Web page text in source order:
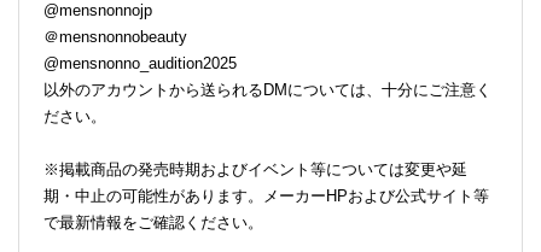
@mensnonnojp
＠mensnonnobeauty
@mensnonno_audition2025
以外のアカウントから送られるDMについては、十分にご注意く
ださい。
※掲載商品の発売時期およびイベント等については変更や延
期・中止の可能性があります。メーカーHPおよび公式サイト等
で最新情報をご確認ください。